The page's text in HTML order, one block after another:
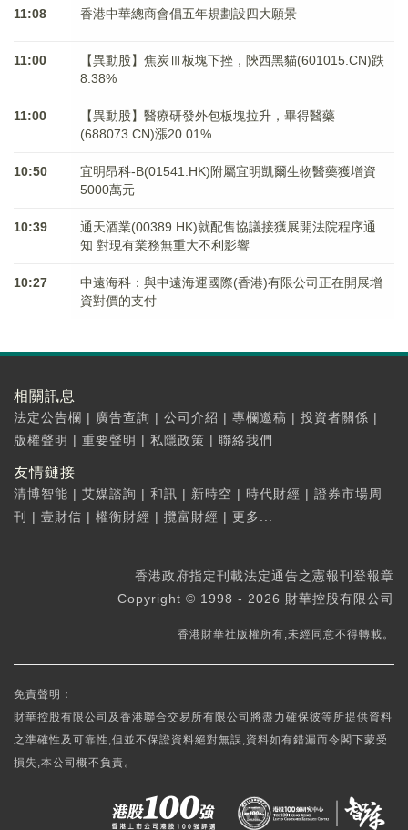
11:08 香港中華總商會倡五年規劃設四大願景
11:00
【異動股】焦炭Ⅲ板塊下挫，陝西黑貓(601015.CN)跌
8.38%
11:00
【異動股】醫療研發外包板塊拉升，畢得醫藥
(688073.CN)漲20.01%
10:50
宜明昂科-B(01541.HK)附屬宜明凱爾生物醫藥獲增資
5000萬元
10:39
通天酒業(00389.HK)就配售協議接獲展開法院程序通
知 對現有業務無重大不利影響
10:27
中遠海科：與中遠海運國際(香港)有限公司正在開展增
資對價的支付
相關訊息
法定公告欄 | 廣告查詢 | 公司介紹 | 專欄邀稿 | 投資者關係 |
版權聲明 | 重要聲明 | 私隱政策 | 聯絡我們
友情鏈接
清博智能 | 艾媒諮詢 | 和訊 | 新時空 | 時代財經 | 證券市場周
刊
| 壹財信 | 權衡財經 | 攬富財經 | 更多...
香港政府指定刊載法定通告之憲報刊登報章
Copyright © 1998 - 2026 財華控股有限公司
香港財華社版權所有,未經同意不得轉載。
免責聲明：
財華控股有限公司及香港聯合交易所有限公司將盡力確保彼等所提供資料
之準確性及可靠性,但並不保證資料絕對無誤,資料如有錯漏而令閣下蒙受
損失,本公司概不負責。